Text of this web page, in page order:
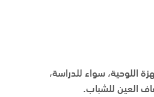
اللوحية، سواء للدراسة،
العين للشباب.